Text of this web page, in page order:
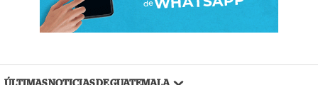
ÚLTIMAS NOTICIAS DE GUATEMALA